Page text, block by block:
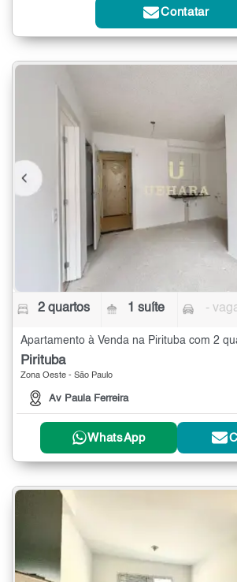
Contatar
2 quartos 1 suíte -
Apartamento à Venda na Pirituba com 2
Pirituba
Zona Oeste - São Paulo
Av Paula Ferreira
WhatsApp